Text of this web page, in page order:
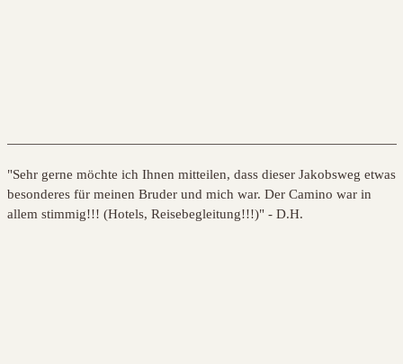
"Sehr gerne möchte ich Ihnen mitteilen, dass dieser Jakobsweg etwas
besonderes für meinen Bruder und mich war. Der Camino war in
allem stimmig!!! (Hotels, Reisebegleitung!!!)" - D.H.